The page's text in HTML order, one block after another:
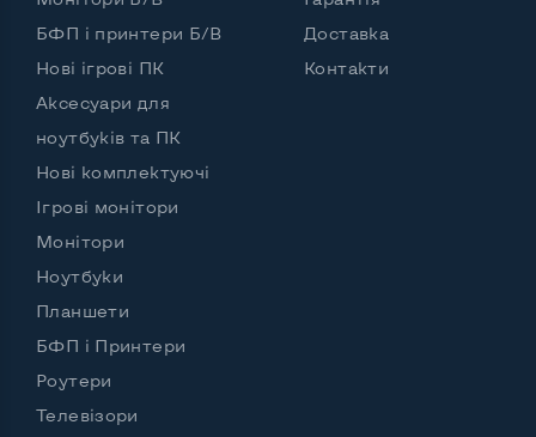
Вихід HDMI Так
Роз'єм для карт SD/SDHC
Роз'єм для навушників 3.5 мм
Вихід Gigabit Ethernet LAN
Вихід USB 2.0
Вихід Com Port
БФП і принтери Б/В
Нові ігрові ПК
Аксесуари для
ноутбуків та ПК
Нові комплектуючі
Ігрові монітори
Монітори
Ноутбуки
Планшети
БФП і Принтери
Роутери
Телевізори
Доставка
Контакти